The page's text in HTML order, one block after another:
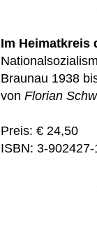
Im Heimatkreis
Braunau 1938
von Florian
Preis: € 24,50
ISBN: 3-